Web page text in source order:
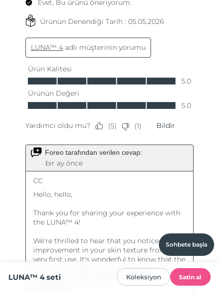
Sohbete başla
LUNA™ 4 seti Koleksiyon Satin al